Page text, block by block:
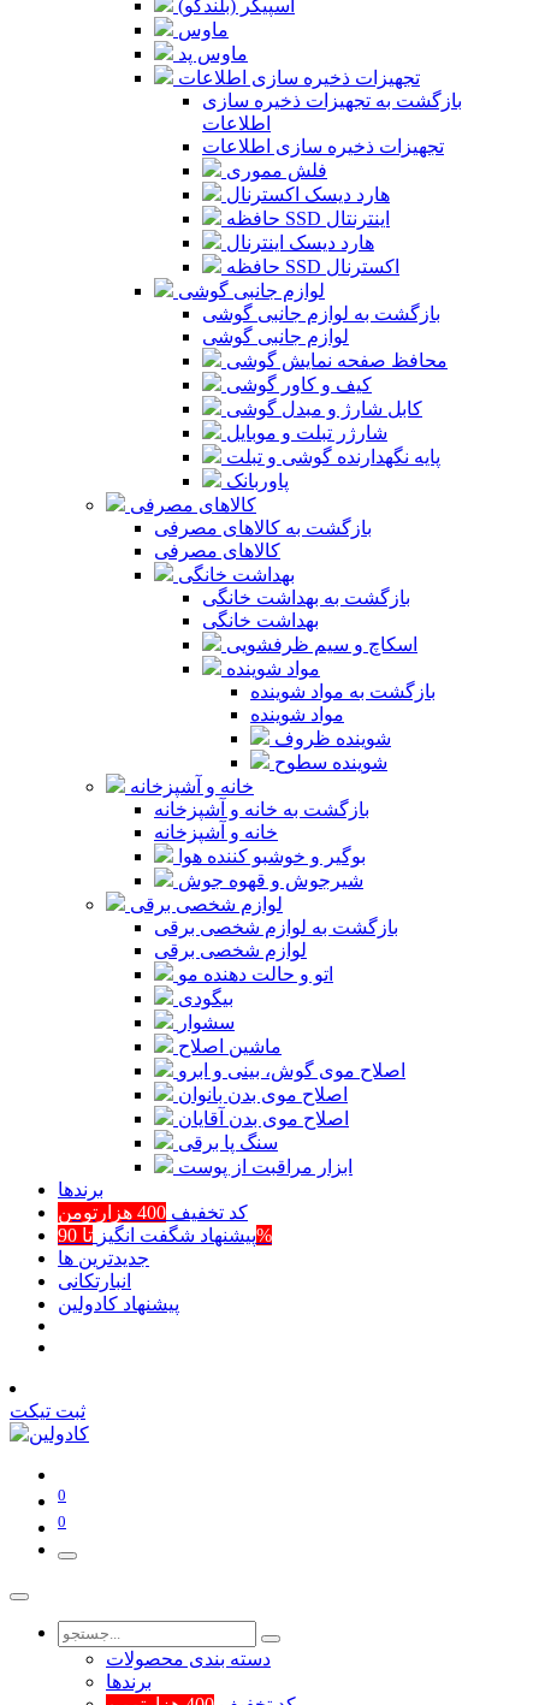
اسپیکر (بلندگو)
ماوس
ماوس پد
تجهیزات ذخیره سازی اطلاعات
بازگشت به تجهیزات ذخیره سازی
اطلاعات
تجهیزات ذخیره سازی اطلاعات
فلش مموری
هارد دیسک اکسترنال
حافظه SSD اینترنتال
هارد دیسک اینترنال
حافظه SSD اکسترنال
لوازم جانبی گوشی
بازگشت به لوازم جانبی گوشی
لوازم جانبی گوشی
محافظ صفحه نمایش گوشی
کیف و کاور گوشی
کابل شارژ و مبدل گوشی
شارژر تبلت و موبایل
پایه نگهدارنده گوشی و تبلت
پاوربانک
کالاهای مصرفی
بازگشت به کالاهای مصرفی
کالاهای مصرفی
بهداشت خانگی
بازگشت به بهداشت خانگی
بهداشت خانگی
اسکاچ و سیم ظرفشویی
مواد شوینده
بازگشت به مواد شوینده
مواد شوینده
شوینده ظروف
شوینده سطوح
خانه و آشپزخانه
بازگشت به خانه و آشپزخانه
خانه و آشپزخانه
بوگیر و خوشبو کننده هوا
شیرجوش و قهوه جوش
لوازم شخصی برقی
بازگشت به لوازم شخصی برقی
لوازم شخصی برقی
اتو و حالت دهنده مو
بیگودی
سشوار
ماشین اصلاح
اصلاح موی گوش، بینی و ابرو
اصلاح موی بدن بانوان
اصلاح موی بدن آقایان
سنگ پا برقی
ابزار مراقبت از پوست
برند‌ها
کد تخفیف 400 هزارتومن
پیشنهاد شگفت انگیزتا 90%
جدیدترین ها
انبارتکانی
پیشنهاد کادولین
ثبت تیکت
0
0
دسته بندی محصولات
برند‌ها